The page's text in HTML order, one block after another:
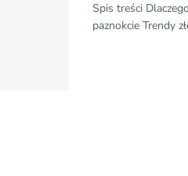
Spis treści
paznokcie Trendy